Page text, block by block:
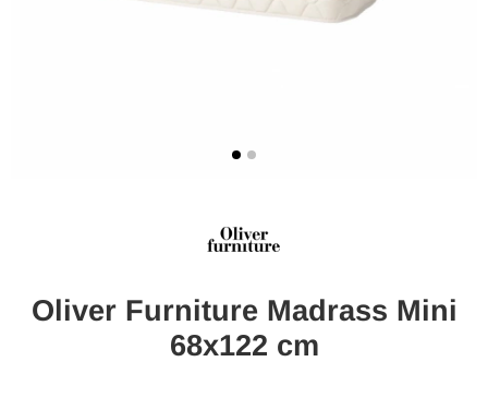
Oliver Furniture Madrass Mini
68x122 cm